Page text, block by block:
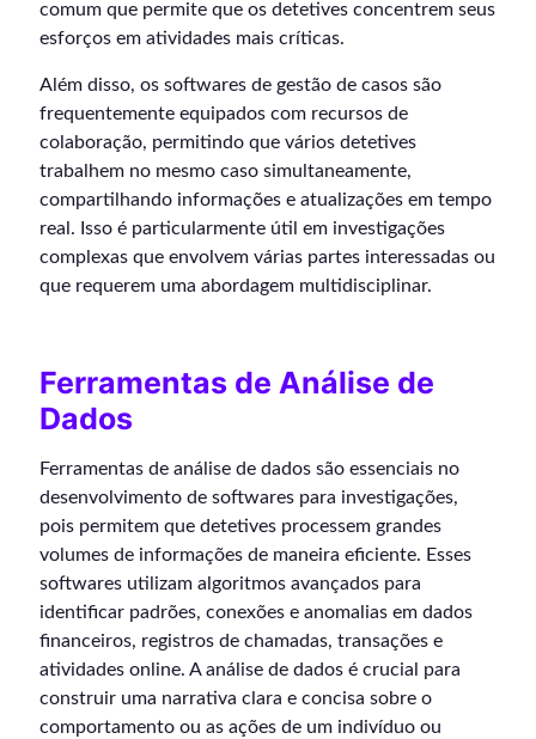
comum que permite que os detetives concentrem seus
esforços em atividades mais críticas.
Além disso, os softwares de gestão de casos são
frequentemente equipados com recursos de
colaboração, permitindo que vários detetives
trabalhem no mesmo caso simultaneamente,
compartilhando informações e atualizações em tempo
real. Isso é particularmente útil em investigações
complexas que envolvem várias partes interessadas ou
que requerem uma abordagem multidisciplinar.
Ferramentas de Análise de
Dados
Ferramentas de análise de dados são essenciais no
desenvolvimento de softwares para investigações,
pois permitem que detetives processem grandes
volumes de informações de maneira eficiente. Esses
softwares utilizam algoritmos avançados para
identificar padrões, conexões e anomalias em dados
financeiros, registros de chamadas, transações e
atividades online. A análise de dados é crucial para
construir uma narrativa clara e concisa sobre o
comportamento ou as ações de um indivíduo ou